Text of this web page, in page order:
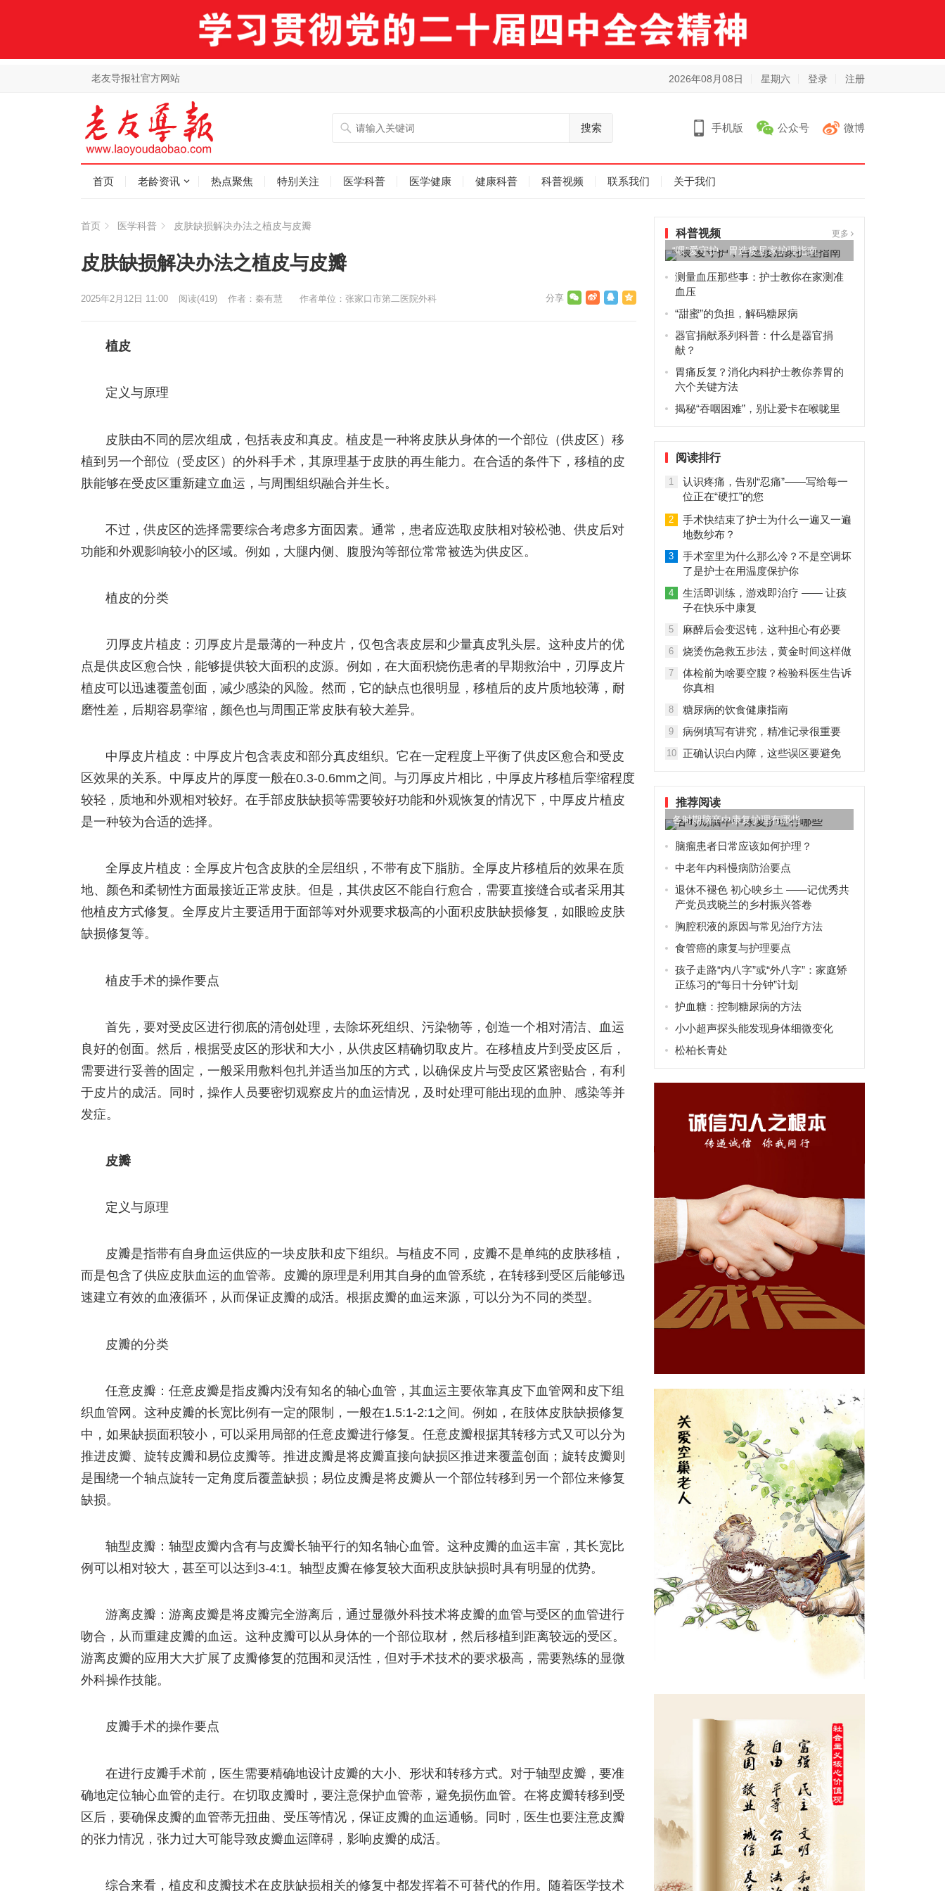
老友导报社官方网站 2026年08月08日 星期六 登录 注册
搜索 手机版 公众号 微博
首页 老龄资讯 热点聚焦 特别关注 医学科普 医学健康 健康科普 科普视频 联系我们 关于我们
首页 医学科普 皮肤缺损解决办法之植皮与皮瓣
皮肤缺损解决办法之植皮与皮瓣
作者：秦有慧 作者单位：张家口市第二医院外科
2025年2月12日 11:00 阅读(419)
植皮
定义与原理
皮肤由不同的层次组成，包括表皮和真皮。植皮是一种将皮肤从身体的一个部位（供皮区）移
植到另一个部位（受皮区）的外科手术，其原理基于皮肤的再生能力。在合适的条件下，移植的皮
肤能够在受皮区重新建立血运，与周围组织融合并生长。
不过，供皮区的选择需要综合考虑多方面因素。通常，患者应选取皮肤相对较松弛、供皮后对
功能和外观影响较小的区域。例如，大腿内侧、腹股沟等部位常常被选为供皮区。
植皮的分类
刃厚皮片植皮：刃厚皮片是最薄的一种皮片，仅包含表皮层和少量真皮乳头层。这种皮片的优
点是供皮区愈合快，能够提供较大面积的皮源。例如，在大面积烧伤患者的早期救治中，刃厚皮片
植皮可以迅速覆盖创面，减少感染的风险。然而，它的缺点也很明显，移植后的皮片质地较薄，耐
磨性差，后期容易挛缩，颜色也与周围正常皮肤有较大差异。
中厚皮片植皮：中厚皮片包含表皮和部分真皮组织。它在一定程度上平衡了供皮区愈合和受皮
区效果的关系。中厚皮片的厚度一般在0.3-0.6mm之间。与刃厚皮片相比，中厚皮片移植后挛缩程度
较轻，质地和外观相对较好。在手部皮肤缺损等需要较好功能和外观恢复的情况下，中厚皮片植皮
是一种较为合适的选择。
全厚皮片植皮：全厚皮片包含皮肤的全层组织，不带有皮下脂肪。全厚皮片移植后的效果在质
地、颜色和柔韧性方面最接近正常皮肤。但是，其供皮区不能自行愈合，需要直接缝合或者采用其
他植皮方式修复。全厚皮片主要适用于面部等对外观要求极高的小面积皮肤缺损修复，如眼睑皮肤
缺损修复等。
植皮手术的操作要点
首先，要对受皮区进行彻底的清创处理，去除坏死组织、污染物等，创造一个相对清洁、血运
良好的创面。然后，根据受皮区的形状和大小，从供皮区精确切取皮片。在移植皮片到受皮区后，
需要进行妥善的固定，一般采用敷料包扎并适当加压的方式，以确保皮片与受皮区紧密贴合，有利
于皮片的成活。同时，操作人员要密切观察皮片的血运情况，及时处理可能出现的血肿、感染等并
发症。
皮瓣
定义与原理
皮瓣是指带有自身血运供应的一块皮肤和皮下组织。与植皮不同，皮瓣不是单纯的皮肤移植，
而是包含了供应皮肤血运的血管蒂。皮瓣的原理是利用其自身的血管系统，在转移到受区后能够迅
速建立有效的血液循环，从而保证皮瓣的成活。根据皮瓣的血运来源，可以分为不同的类型。
皮瓣的分类
任意皮瓣：任意皮瓣是指皮瓣内没有知名的轴心血管，其血运主要依靠真皮下血管网和皮下组
织血管网。这种皮瓣的长宽比例有一定的限制，一般在1.5:1-2:1之间。例如，在肢体皮肤缺损修复
中，如果缺损面积较小，可以采用局部的任意皮瓣进行修复。任意皮瓣根据其转移方式又可以分为
推进皮瓣、旋转皮瓣和易位皮瓣等。推进皮瓣是将皮瓣直接向缺损区推进来覆盖创面；旋转皮瓣则
是围绕一个轴点旋转一定角度后覆盖缺损；易位皮瓣是将皮瓣从一个部位转移到另一个部位来修复
缺损。
轴型皮瓣：轴型皮瓣内含有与皮瓣长轴平行的知名轴心血管。这种皮瓣的血运丰富，其长宽比
例可以相对较大，甚至可以达到3-4:1。轴型皮瓣在修复较大面积皮肤缺损时具有明显的优势。
游离皮瓣：游离皮瓣是将皮瓣完全游离后，通过显微外科技术将皮瓣的血管与受区的血管进行
吻合，从而重建皮瓣的血运。这种皮瓣可以从身体的一个部位取材，然后移植到距离较远的受区。
游离皮瓣的应用大大扩展了皮瓣修复的范围和灵活性，但对手术技术的要求极高，需要熟练的显微
外科操作技能。
皮瓣手术的操作要点
在进行皮瓣手术前，医生需要精确地设计皮瓣的大小、形状和转移方式。对于轴型皮瓣，要准
确地定位轴心血管的走行。在切取皮瓣时，要注意保护血管蒂，避免损伤血管。在将皮瓣转移到受
区后，要确保皮瓣的血管蒂无扭曲、受压等情况，保证皮瓣的血运通畅。同时，医生也要注意皮瓣
的张力情况，张力过大可能导致皮瓣血运障碍，影响皮瓣的成活。
综合来看，植皮和皮瓣技术在皮肤缺损相关的修复中都发挥着不可替代的作用。随着医学技术
科普视频 更多
“喂”爱守护，胃造瘘居家护理指南
测量血压那些事：护士教你在家测准
血压
“甜蜜”的负担，解码糖尿病
器官捐献系列科普：什么是器官捐
献？
胃痛反复？消化内科护士教你养胃的
六个关键方法
揭秘“吞咽困难”，别让爱卡在喉咙里
阅读排行
1
认识疼痛，告别“忍痛”——写给每一
位正在“硬扛”的您
2
手术快结束了护士为什么一遍又一遍
地数纱布？
3
手术室里为什么那么冷？不是空调坏
了是护士在用温度保护你
4
生活即训练，游戏即治疗 —— 让孩
子在快乐中康复
5 麻醉后会变迟钝，这种担心有必要
6 烧烫伤急救五步法，黄金时间这样做
7
体检前为啥要空腹？检验科医生告诉
你真相
8 糖尿病的饮食健康指南
9 病例填写有讲究，精准记录很重要
10 正确认识白内障，这些误区要避免
推荐阅读
各时期脑卒中康复护理有哪些
脑瘤患者日常应该如何护理？
中老年内科慢病防治要点
退休不褪色 初心映乡土 ——记优秀共
产党员戎晓兰的乡村振兴答卷
胸腔积液的原因与常见治疗方法
食管癌的康复与护理要点
孩子走路“内八字”或“外八字”：家庭矫
正练习的“每日十分钟”计划
护血糖：控制糖尿病的方法
小小超声探头能发现身体细微变化
松柏长青处